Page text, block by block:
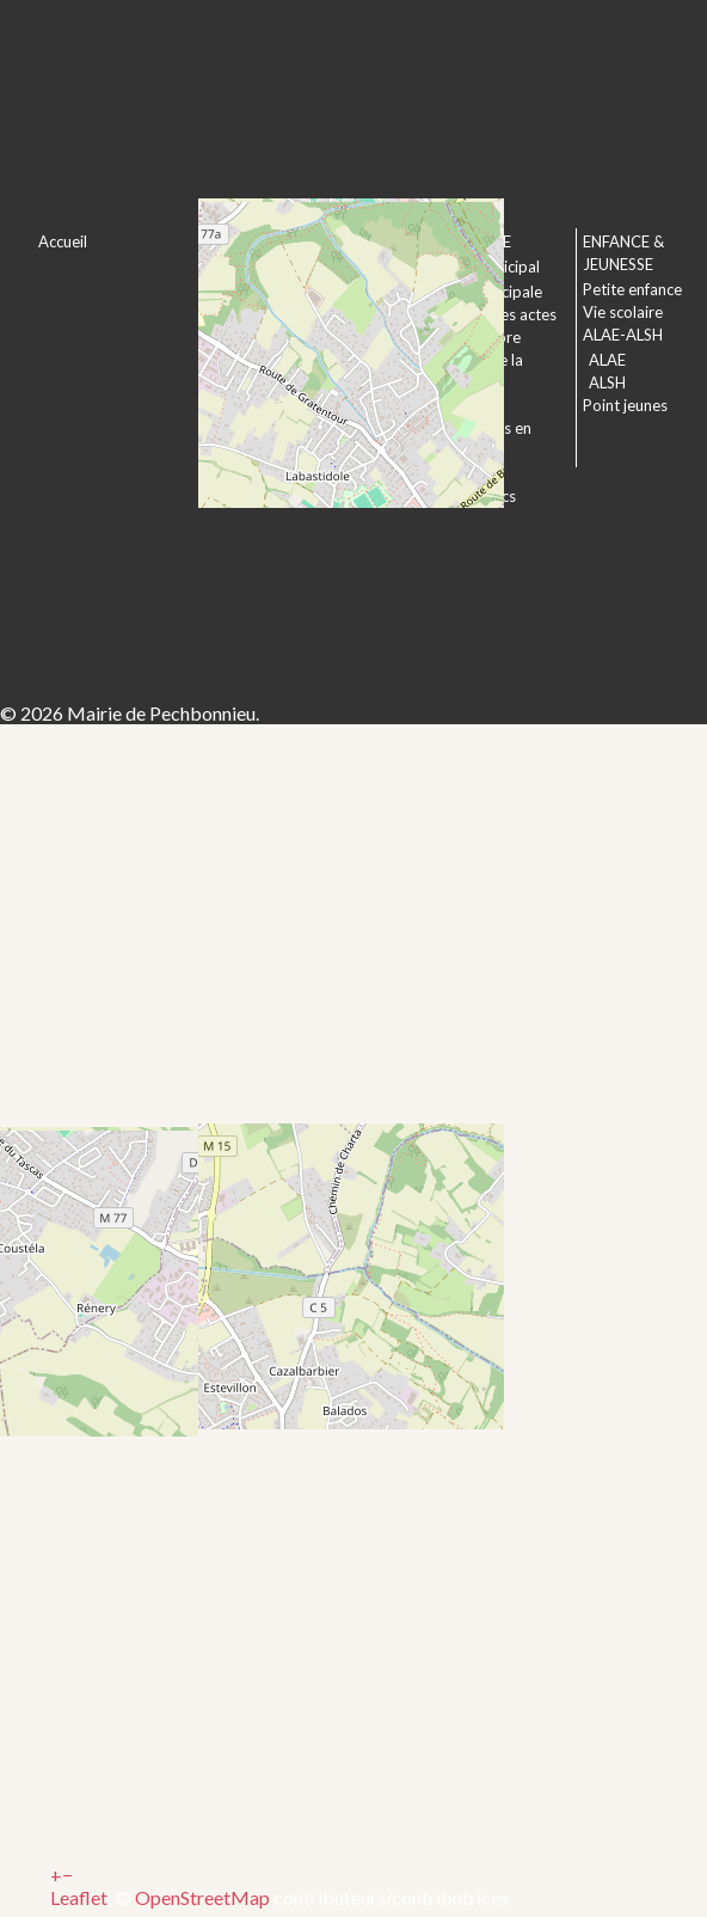
+−
Leaflet
OpenStreetMap
Accueil
VOTRE VILLE
Bienvenue à
Pechbonnieu
Plan d’accès et
transports
Vie associative
Vie économique
Sécurité Prévention
Contacts utiles
VOTRE MAIRIE
Le conseil municipal
L’équipe municipale
Publication des actes
Expression libre
Les services de la
mairie
Démarches
administratives en
ligne
Formulaires
Marchés publics
ENFANCE &
JEUNESSE
Petite enfance
Vie scolaire
ALAE-ALSH
ALAE
ALSH
Point jeunes
© 2026 Mairie de Pechbonnieu.